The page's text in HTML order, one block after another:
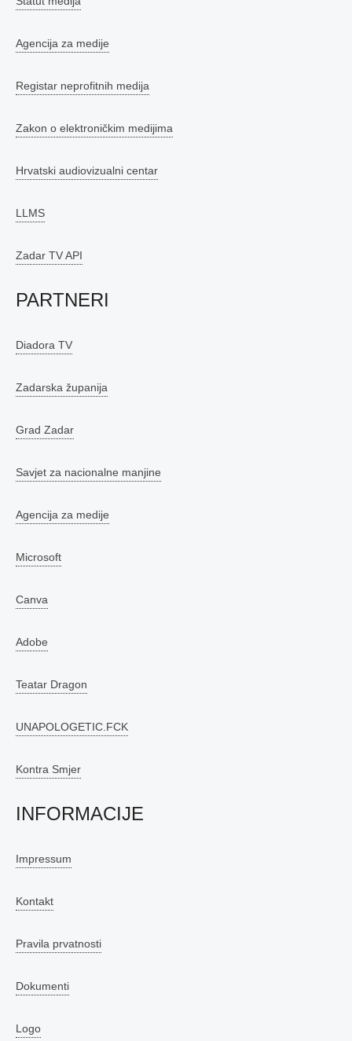
Agencija za medije
Registar neprofitnih medija
Zakon o elektroničkim medijima
Hrvatski audiovizualni centar
LLMS
Zadar TV API
PARTNERI
Diadora TV
Zadarska županija
Grad Zadar
Savjet za nacionalne manjine
Agencija za medije
Microsoft
Canva
Adobe
Teatar Dragon
UNAPOLOGETIC.FCK
Kontra Smjer
INFORMACIJE
Impressum
Kontakt
Pravila prvatnosti
Dokumenti
Logo